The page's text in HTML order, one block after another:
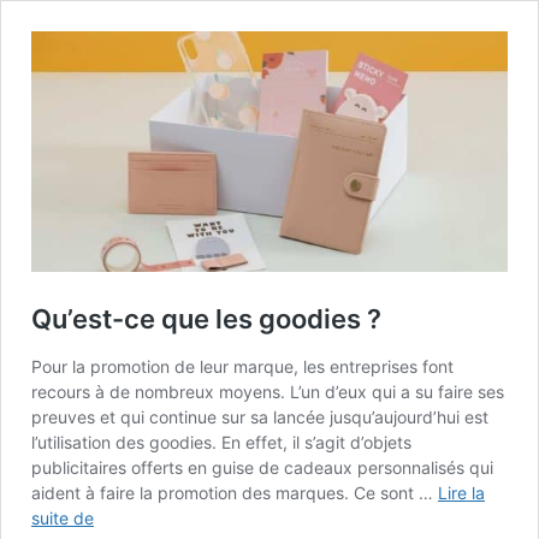
Qu’est-ce que les goodies ?
Pour la promotion de leur marque, les entreprises font
recours à de nombreux moyens. L’un d’eux qui a su faire ses
preuves et qui continue sur sa lancée jusqu’aujourd’hui est
l’utilisation des goodies. En effet, il s’agit d’objets
publicitaires offerts en guise de cadeaux personnalisés qui
aident à faire la promotion des marques. Ce sont … Lire la
suite deQu’est-